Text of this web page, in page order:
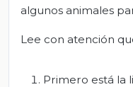
algunos animales
Lee con atención
Primero está la